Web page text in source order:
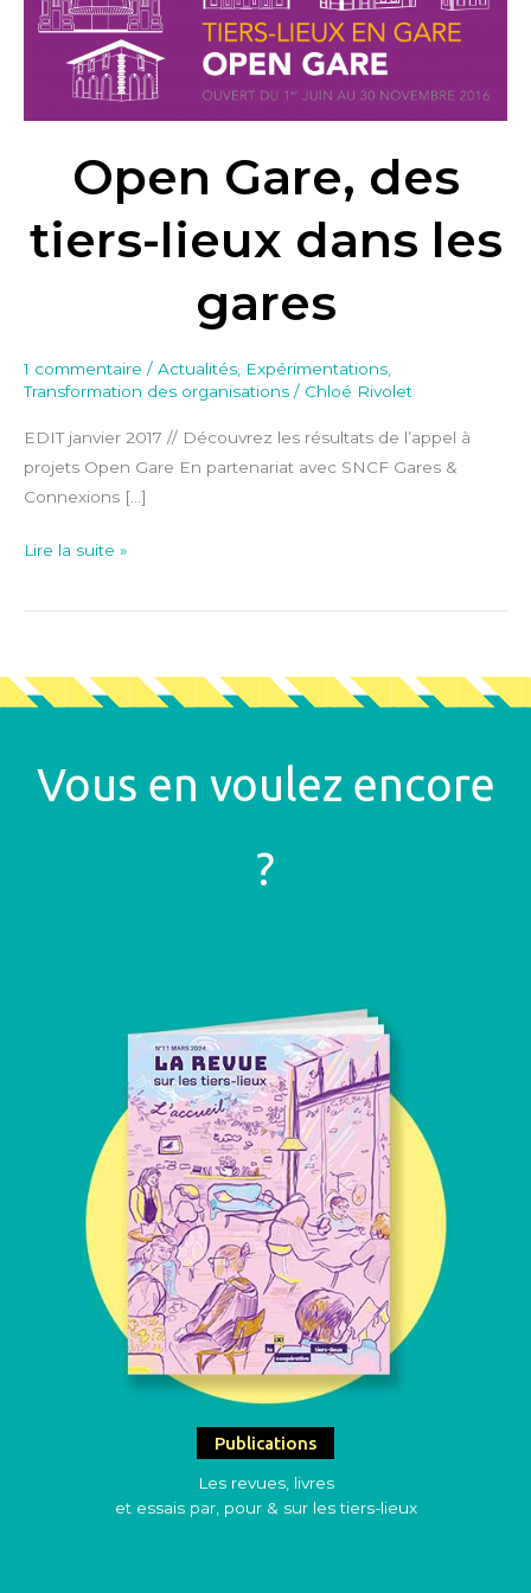
Open Gare, des
tiers-lieux dans les
gares
1 commentaire / Actualités Expérimentations
Transformation des organisations / Chloé Rivolet
EDIT janvier 2017 // Découvrez les résultats de l’appel à
projets Open Gare En partenariat avec SNCF Gares &
Connexions […]
des
Lire la suite »
Vous en voulez encore
?
Publications
Les revues, livres
et essais par, pour & sur les tiers-lieux